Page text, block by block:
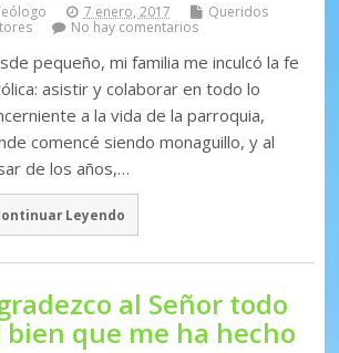
7 enero, 2017
Queridos
No hay comentarios
pequeño, mi familia me inculcó la fe
asistir y colaborar en todo lo
a la vida de la parroquia,
comencé siendo monaguillo, y al
de los años,…
Leyendo
al Señor todo
bien que me ha hecho